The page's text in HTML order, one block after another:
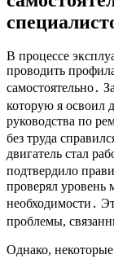
В процессе
проводить
самостоятельно․
которую я освоил
руководства по
без труда
двигатель стал
подтвердило
проверял уровень
необходимости․
проблемы,
Однако,